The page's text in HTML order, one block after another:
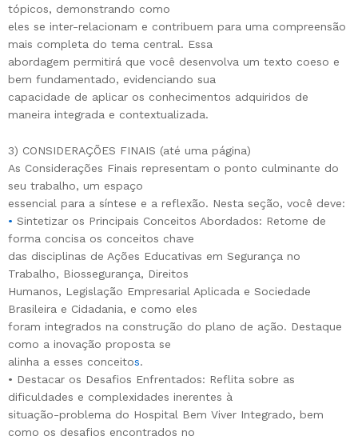
tópicos, demonstrando como
eles se inter-relacionam e contribuem para uma compreensão
mais completa do tema central. Essa
abordagem permitirá que você desenvolva um texto coeso e
bem fundamentado, evidenciando sua
capacidade de aplicar os conhecimentos adquiridos de
maneira integrada e contextualizada.
3) CONSIDERAÇÕES FINAIS (até uma página)
As Considerações Finais representam o ponto culminante do
seu trabalho, um espaço
essencial para a síntese e a reflexão. Nesta seção, você deve:
• Sintetizar os Principais Conceitos Abordados: Retome de
forma concisa os conceitos chave
das disciplinas de Ações Educativas em Segurança no
Trabalho, Biossegurança, Direitos
Humanos, Legislação Empresarial Aplicada e Sociedade
Brasileira e Cidadania, e como eles
foram integrados na construção do plano de ação. Destaque
como a inovação proposta se
alinha a esses conceitos.
• Destacar os Desafios Enfrentados: Reflita sobre as
dificuldades e complexidades inerentes à
situação-problema do Hospital Bem Viver Integrado, bem
como os desafios encontrados no